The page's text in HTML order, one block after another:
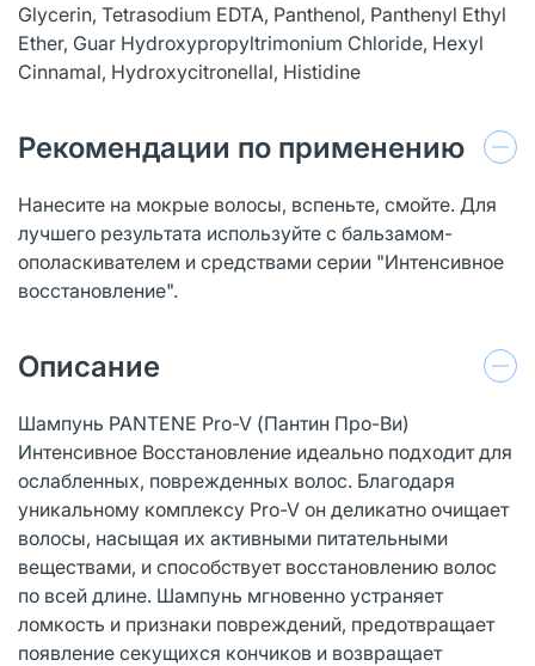
Glycerin, Tetrasodium EDTA, Panthenol, Panthenyl Ethyl
Ether, Guar Hydroxypropyltrimonium Chloride, Hexyl
Cinnamal, Hydroxycitronellal, Histidine
Рекомендации по применению
Нанесите на мокрые волосы, вспеньте, смойте. Для
лучшего результата используйте с бальзамом-
ополаскивателем и средствами серии "Интенсивное
восстановление".
Описание
Шампунь PANTENE Pro-V (Пантин Про-Ви)
Интенсивное Восстановление идеально подходит для
ослабленных, поврежденных волос. Благодаря
уникальному комплексу Pro-V он деликатно очищает
волосы, насыщая их активными питательными
веществами, и способствует восстановлению волос
по всей длине. Шампунь мгновенно устраняет
ломкость и признаки повреждений, предотвращает
появление секущихся кончиков и возвращает